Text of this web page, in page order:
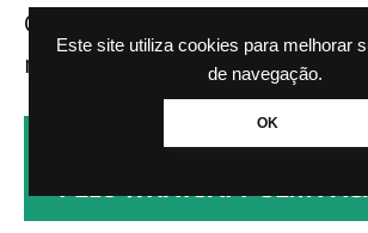
Este site utiliza cookies para melhorar
de navegação.
OK
Caixa eles tentam identificar
mulher.
CLIQUE AQUI PARA
PELO WHATSAPP SEM